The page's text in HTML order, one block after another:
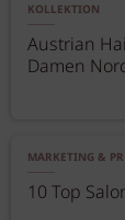
KOLLEKTION
Austrian
Damen
MARKETING & PR
10 Top